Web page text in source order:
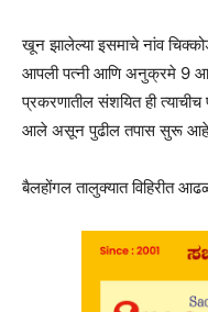
खून झालेल्या इसमाचे नांव
आपली पत्नी आणि अनुक्रमे 9 आणि
प्रकरणातील संशयित ही
आले असून पुढील तपास सुरू
बैलहोंगल तालुक्यात विहिरीत